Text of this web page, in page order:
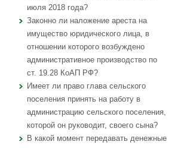
июля 2018 года?
Законно ли наложение ареста на
имущество юридического лица, в
отношении которого возбуждено
административное производство по
ст. 19.28 КоАП РФ?
Имеет ли право глава сельского
поселения принять на работу в
администрацию сельского поселения,
которой он руководит, своего сына?
В какой момент передавать денежные